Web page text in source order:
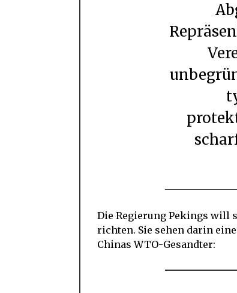
Abgesehen von den starken
Die Regierung Pekings will
richten. Sie sehen darin
Chinas WTO-Gesandter: